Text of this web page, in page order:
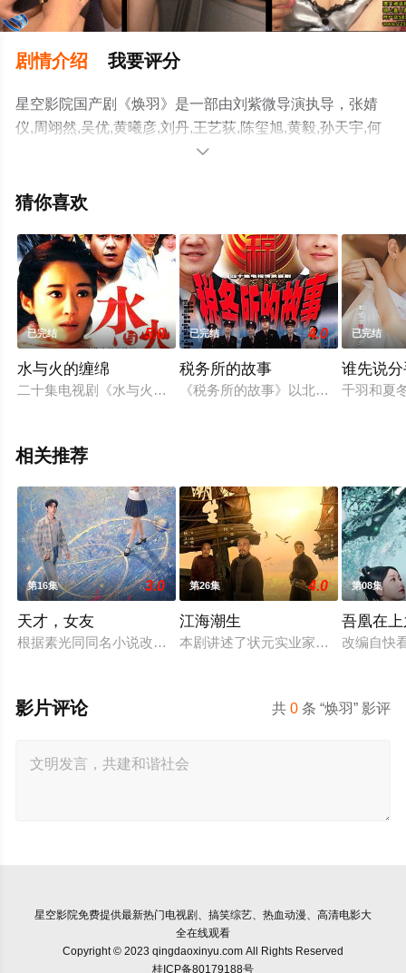
剧情介绍 我要评分
星空影院国产剧《焕羽》是一部由刘紫微导演执导，张婧
仪,周翊然,吴优,黄曦彦,刘丹,王艺荻,陈玺旭,黄毅,孙天宇,何
廖侣匀,刘孜,曹卫宇,吕晓霖,崔航等演员精彩演绎的中国大
看高清未删减完整版电视剧全集就上星空影视，热播电视
视猫或剧情网等平台了解。

猜你喜欢
已完结 5.0
水与火的缠绵
二十集电视剧《水与火的缠绵》根据著名作家池莉同名小说改
已完结 4.0
税务所的故事
《税务所的故事》以北京某地一个
已完结
谁先说
千羽和夏
相关推荐
第16集 3.0
天才，女友
根据素光同同名小说改编。江逾白长大以后，林知夏忽然对他说
第26集 4.0
江海潮生
本剧讲述了状元实业家张謇创办大生
第08集
吾凰在
改编自快
共0 条 “焕羽” 影评
影片评论
星空影院免费提供最新热门电视剧、搞笑综艺、热血动漫、高清电影大
全在线观看
Copyright © 2023 qingdaoxinyu.com All Rights Reserved
桂ICP备80179188号